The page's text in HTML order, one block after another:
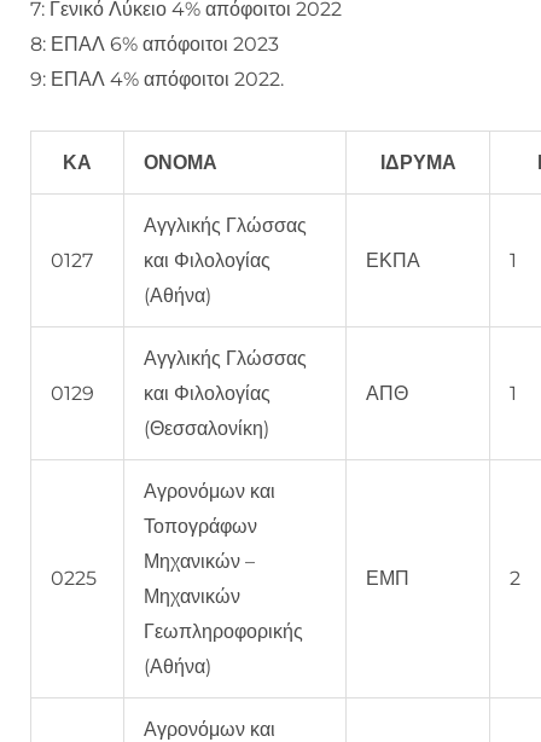
7: Γενικό Λύκειο 4% απόφοιτοι 2022
8: ΕΠΑΛ 6% απόφοιτοι 2023
9: ΕΠΑΛ 4% απόφοιτοι 2022.
ΚΑ ΟΝΟΜΑ ΙΔΡΥΜΑ
0127
Αγγλικής Γλώσσας
και Φιλολογίας
(Αθήνα)
ΕΚΠΑ 1
0129
Αγγλικής Γλώσσας
και Φιλολογίας
(Θεσσαλονίκη)
ΑΠΘ 1
0225
Αγρονόμων και
Τοπογράφων
Μηχανικών –
Μηχανικών
Γεωπληροφορικής
(Αθήνα)
ΕΜΠ 2
Αγρονόμων και